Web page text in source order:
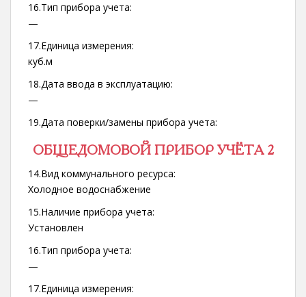
16.Тип прибора учета:
—
17.Единица измерения:
куб.м
18.Дата ввода в эксплуатацию:
—
19.Дата поверки/замены прибора учета:
ОБЩЕДОМОВОЙ ПРИБОР УЧЁТА 2
14.Вид коммунального ресурса:
Холодное водоснабжение
15.Наличие прибора учета:
Установлен
16.Тип прибора учета:
—
17.Единица измерения: